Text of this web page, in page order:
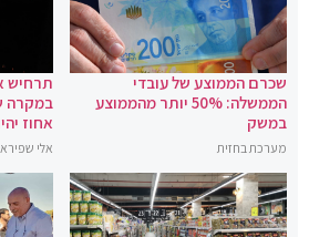
שכרם הממוצע של עובדי
הממשלה: 50% יותר מהממוצע
במשק
מערכת בחזית
תרחיש
אחוז
אלי שפירא